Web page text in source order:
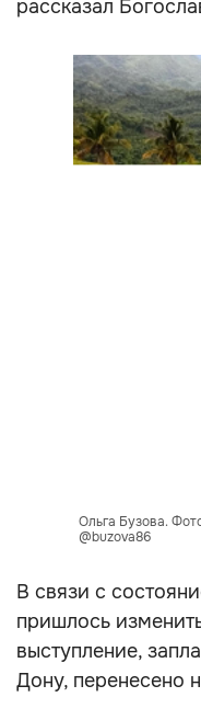
рассказал
Ольга Бузова.
@buzova86
В связи с
пришлось
выступление,
Дону, перенесено